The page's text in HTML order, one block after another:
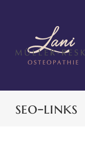
springen
seo-links